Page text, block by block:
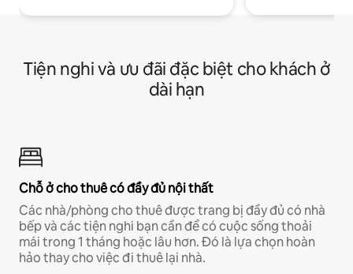
Tiện nghi và ưu đãi đặc biệt cho khách ở
dài hạn
Chỗ ở cho thuê có đầy đủ nội thất
Các nhà/phòng cho thuê được trang bị đầy đủ có nhà
bếp và các tiện nghi bạn cần để có cuộc sống thoải
mái trong 1 tháng hoặc lâu hơn. Đó là lựa chọn hoàn
hảo thay cho việc đi thuê lại nhà.